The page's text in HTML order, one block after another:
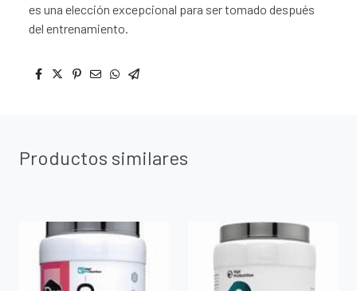
es una elección excepcional para ser tomado después
del entrenamiento.
Productos similares